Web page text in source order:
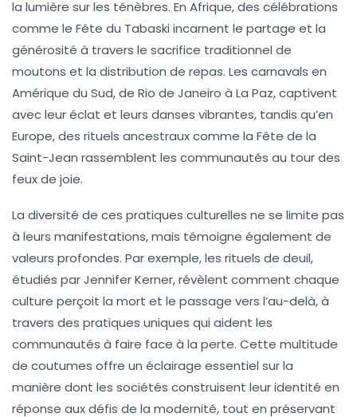
la lumière sur les ténèbres. En Afrique, des célébrations
comme le Fête du Tabaski incarnent le partage et la
générosité à travers le sacrifice traditionnel de
moutons et la distribution de repas. Les carnavals en
Amérique du Sud, de Rio de Janeiro à La Paz, captivent
avec leur éclat et leurs danses vibrantes, tandis qu’en
Europe, des rituels ancestraux comme la Fête de la
Saint-Jean rassemblent les communautés au tour des
feux de joie.
La diversité de ces pratiques culturelles ne se limite pas
à leurs manifestations, mais témoigne également de
valeurs profondes. Par exemple, les rituels de deuil,
étudiés parJennifer Kerner, révèlent comment chaque
culture perçoit la mort et le passage vers l’au-delà, à
travers des pratiques uniques qui aident les
communautés à faire face à la perte. Cette multitude
de coutumes offre un éclairage essentiel sur la
manière dont les sociétés construisent leur identité en
réponse aux défis de la modernité, tout en préservant